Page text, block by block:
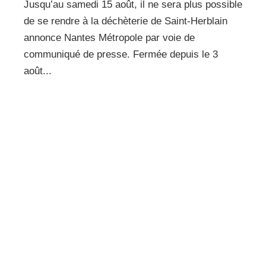
Jusqu’au samedi 15 août, il ne sera plus possible
de se rendre à la déchèterie de Saint-Herblain
annonce Nantes Métropole par voie de
communiqué de presse. Fermée depuis le 3
août...